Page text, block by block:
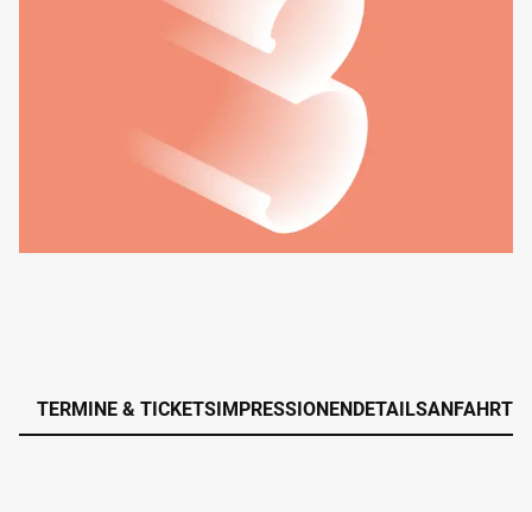
TERMINE & TICKETSIMPRESSIONENDETAILSANFAHRT